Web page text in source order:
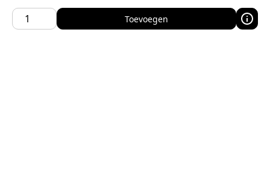
Toevoegen